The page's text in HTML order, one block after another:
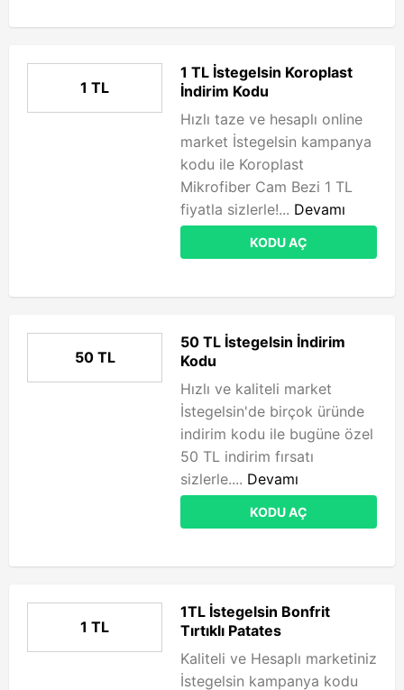
1 TL
1 TL İstegelsin Koroplast
İndirim Kodu
Hızlı taze ve hesaplı online
market İstegelsin kampanya
kodu ile Koroplast
Mikrofiber Cam Bezi 1 TL
fiyatla sizlerle!... Devamı
KODU AÇ
50 TL
50 TL İstegelsin İndirim
Kodu
Hızlı ve kaliteli market
İstegelsin'de birçok üründe
indirim kodu ile bugüne özel
50 TL indirim fırsatı
sizlerle.... Devamı
KODU AÇ
1 TL
1TL İstegelsin Bonfrit
Tırtıklı Patates
Kaliteli ve Hesaplı marketiniz
İstegelsin kampanya kodu